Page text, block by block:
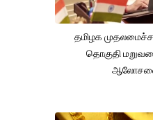
தமிழக
தொகுதி